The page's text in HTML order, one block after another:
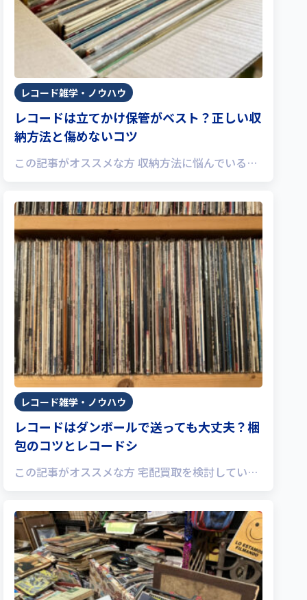
レコード雑学・ノウハウ
レコードは立てかけ保管がベスト？正しい収
納方法と傷めないコツ
この記事がオススメな方 収納方法に悩んでいる…
レコード雑学・ノウハウ
レコードはダンボールで送っても大丈夫？梱
包のコツとレコードシ
この記事がオススメな方 宅配買取を検討してい…